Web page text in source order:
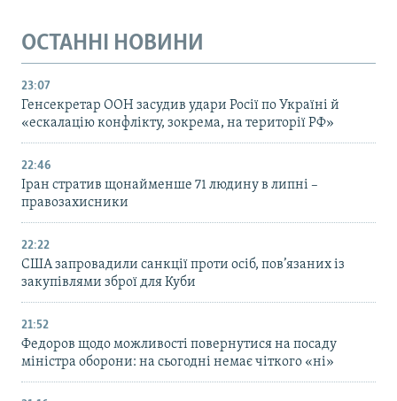
ОСТАННІ НОВИНИ
23:07
Генсекретар ООН засудив удари Росії по Україні й
«ескалацію конфлікту, зокрема, на території РФ»
22:46
Іран стратив щонайменше 71 людину в липні –
правозахисники
22:22
США запровадили санкції проти осіб, пов’язаних із
закупівлями зброї для Куби
21:52
Федоров щодо можливості повернутися на посаду
міністра оборони: на сьогодні немає чіткого «ні»